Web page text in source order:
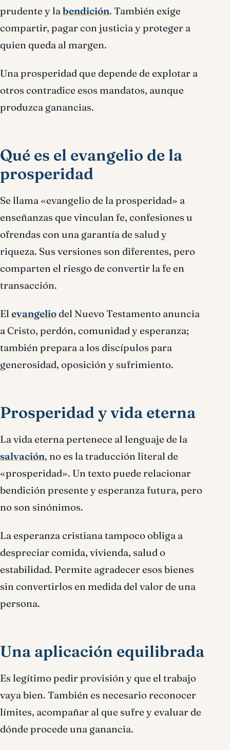
prudente y labendición. También exige
compartir, pagar con justicia y proteger a
quien queda al margen.
Una prosperidad que depende de explotar a
otros contradice esos mandatos, aunque
produzca ganancias.
Qué es el evangelio de la
prosperidad
Se llama «evangelio de la prosperidad» a
enseñanzas que vinculan fe, confesiones u
ofrendas con una garantía de salud y
riqueza. Sus versiones son diferentes, pero
comparten el riesgo de convertir la fe en
transacción.
El evangeliodel Nuevo Testamento anuncia
a Cristo, perdón, comunidad y esperanza;
también prepara a los discípulos para
generosidad, oposición y sufrimiento.
Prosperidad y vida eterna
La vida eterna pertenece al lenguaje de la
salvación, no es la traducción literal de
«prosperidad». Un texto puede relacionar
bendición presente y esperanza futura, pero
no son sinónimos.
La esperanza cristiana tampoco obliga a
despreciar comida, vivienda, salud o
estabilidad. Permite agradecer esos bienes
sin convertirlos en medida del valor de una
persona.
Una aplicación equilibrada
Es legítimo pedir provisión y que el trabajo
vaya bien. También es necesario reconocer
límites, acompañar al que sufre y evaluar de
dónde procede una ganancia.